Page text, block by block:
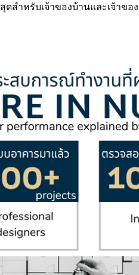
ำหรับเจ้าของบ้านและเจ้าขอ